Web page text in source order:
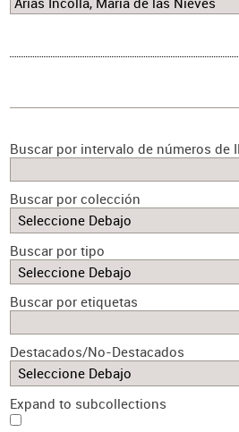
Buscar por intervalo de números de
Buscar por colección
Buscar por tipo
Buscar por etiquetas
Destacados/No-Destacados
Expand to subcollections